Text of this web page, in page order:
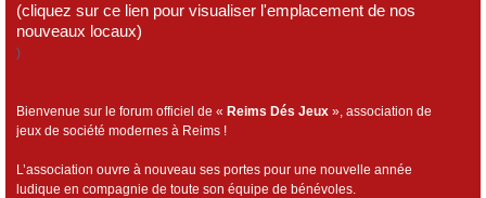
(cliquez sur ce lien pour visualiser l'emplacement de nos
nouveaux locaux)
)
Bienvenue sur le forum officiel de « Reims Dés Jeux », association de
jeux de société modernes à Reims !
L’association ouvre à nouveau ses portes pour une nouvelle année
ludique en compagnie de toute son équipe de bénévoles.